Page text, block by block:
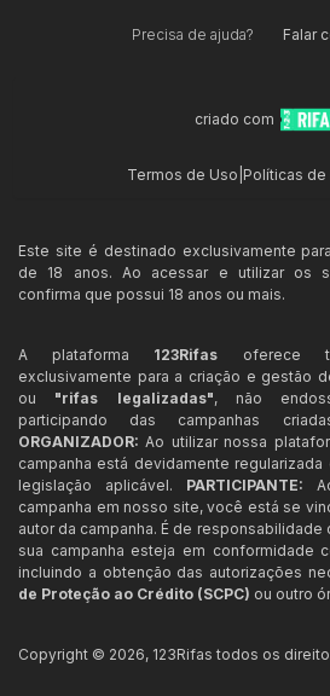
Precisa de ajuda? Falar
criado com
Termos de Uso Políticas
Este site é destinado exclusivamente
de 18 anos. Ao acessar e utilizar os
confirma que possui 18 anos ou mais.
A plataforma 123Rifas oferece
exclusivamente para a criação e gestão
ou "rifas legalizadas", não
participando das campanhas
ORGANIZADOR: Ao utilizar nossa
campanha está devidamente
legislação aplicável. PARTICIPANTE:
campanha em nosso site, você está se
autor da campanha. É de responsabilidade
sua campanha esteja em conformidade
incluindo a obtenção das autorizações
de Proteção ao Crédito (SCPC) ou outro
Copyright © 2026, 123Rifas todos os